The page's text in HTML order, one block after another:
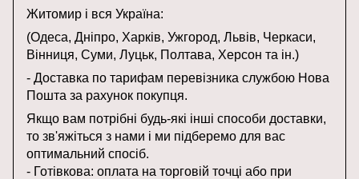
Житомир і вся Україна:
(Одеса, Дніпро, Харків, Ужгород, Львів, Черкаси,
Вінниця, Суми, Луцьк, Полтава, Херсон та ін.)
- Доставка по тарифам перевізника службою Нова
Пошта за рахунок покупця.
Якщо вам потрібні будь-які інші способи доставки,
то зв'яжіться з нами і ми підберемо для вас
оптимальний спосіб.
- Готівкова: оплата на торговій точці або при